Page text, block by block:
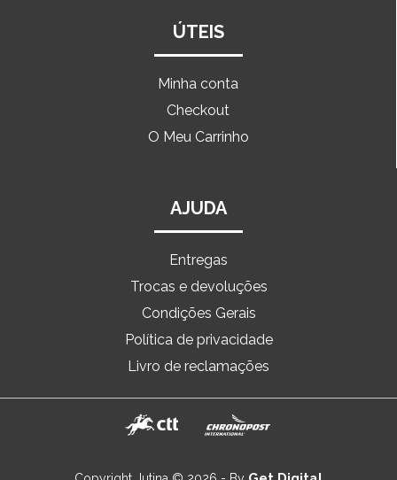
ÚTEIS
Minha conta
Checkout
O Meu Carrinho
AJUDA
Entregas
Trocas e devoluções
Condições Gerais
Política de privacidade
Livro de reclamações